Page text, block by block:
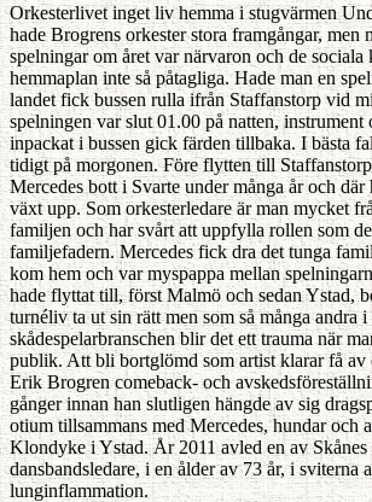
Orkesterlivet inget liv hemma i stugvärmen
hade Brogrens orkester stora framgångar, men
spelningar om året var närvaron och de sociala
hemmaplan inte så påtagliga. Hade man en
landet fick bussen rulla ifrån Staffanstorp vid
spelningen var slut 01.00 på natten, instrument
inpackat i bussen gick färden tillbaka. I bästa
tidigt på morgonen. Före flytten till
Mercedes bott i Svarte under många år och där
växt upp. Som orkesterledare är man mycket
familjen och har svårt att uppfylla rollen som
familjefadern. Mercedes fick dra det tunga
kom hem och var myspappa mellan
hade flyttat till, först Malmö och sedan Ystad,
turnéliv ta ut sin rätt men som så många andra
skådespelarbranschen blir det ett trauma när
publik. Att bli bortglömd som artist klarar få av
Erik Brogren comeback- och
gånger innan han slutligen hängde av sig
otium tillsammans med Mercedes, hundar och
Klondyke i Ystad. År 2011 avled en av Skånes
dansbandsledare, i en ålder av 73 år, i sviterna
lunginflammation.